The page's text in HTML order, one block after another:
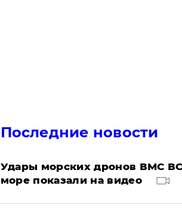
Последние новости
Удары морских дронов ВМС
море показали на видео